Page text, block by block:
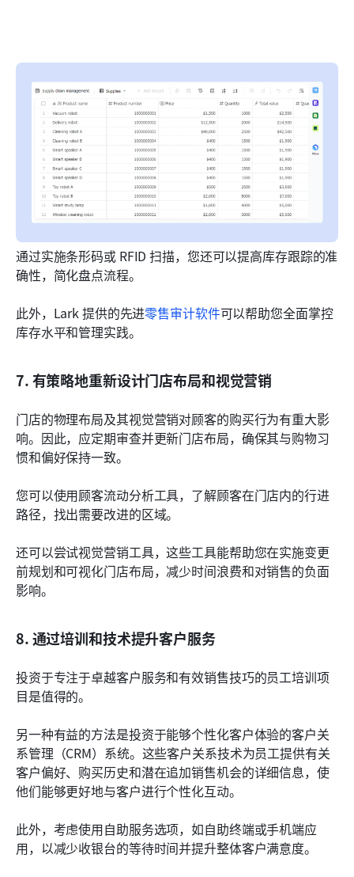
通过实施条形码或 RFID 扫描，您还可以提高库存跟踪的准
确性，简化盘点流程。
此外，Lark 提供的先进零售审计软件可以帮助您全面掌控
库存水平和管理实践。
7. 有策略地重新设计门店布局和视觉营销
门店的物理布局及其视觉营销对顾客的购买行为有重大影
响。因此，应定期审查并更新门店布局，确保其与购物习
惯和偏好保持一致。
您可以使用顾客流动分析工具，了解顾客在门店内的行进
路径，找出需要改进的区域。
还可以尝试视觉营销工具，这些工具能帮助您在实施变更
前规划和可视化门店布局，减少时间浪费和对销售的负面
影响。
8. 通过培训和技术提升客户服务
投资于专注于卓越客户服务和有效销售技巧的员工培训项
目是值得的。
另一种有益的方法是投资于能够个性化客户体验的客户关
系管理（CRM）系统。这些客户关系技术为员工提供有关
客户偏好、购买历史和潜在追加销售机会的详细信息，使
他们能够更好地与客户进行个性化互动。
此外，考虑使用自助服务选项，如自助终端或手机端应
用，以减少收银台的等待时间并提升整体客户满意度。